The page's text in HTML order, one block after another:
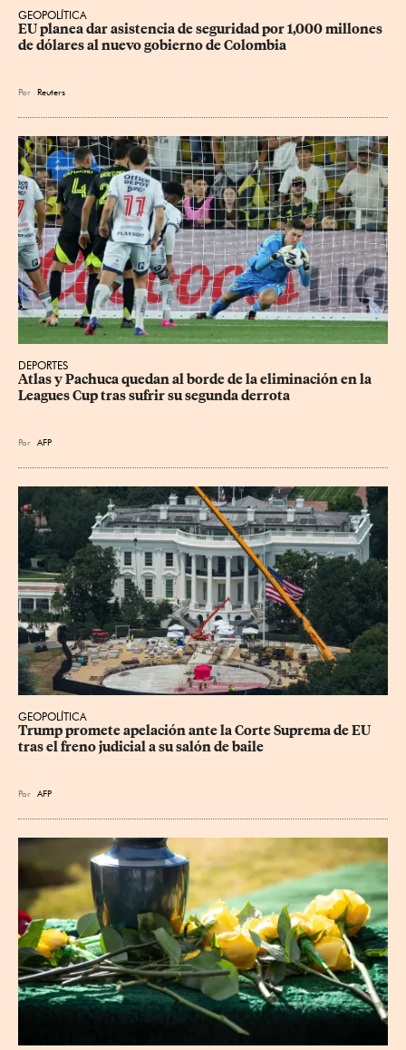
GEOPOLÍTICA
EU planea dar asistencia de seguridad por 1,000 millones
de dólares al nuevo gobierno de Colombia
Por Reuters
DEPORTES
Atlas y Pachuca quedan al borde de la eliminación en la
Leagues Cup tras sufrir su segunda derrota
Por AFP
GEOPOLÍTICA
Trump promete apelación ante la Corte Suprema de EU
tras el freno judicial a su salón de baile
Por AFP